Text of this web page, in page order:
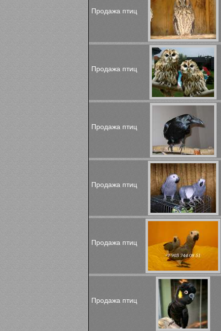
Продажа птиц
Продажа птиц
Продажа птиц
Продажа птиц
Продажа птиц
Продажа птиц